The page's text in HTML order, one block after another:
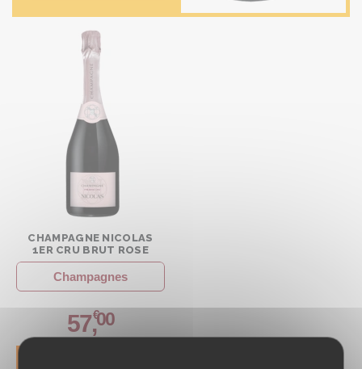
CHAMPAGNE NICOLAS
1ER CRU BRUT ROSE
Champagnes
57
,€00